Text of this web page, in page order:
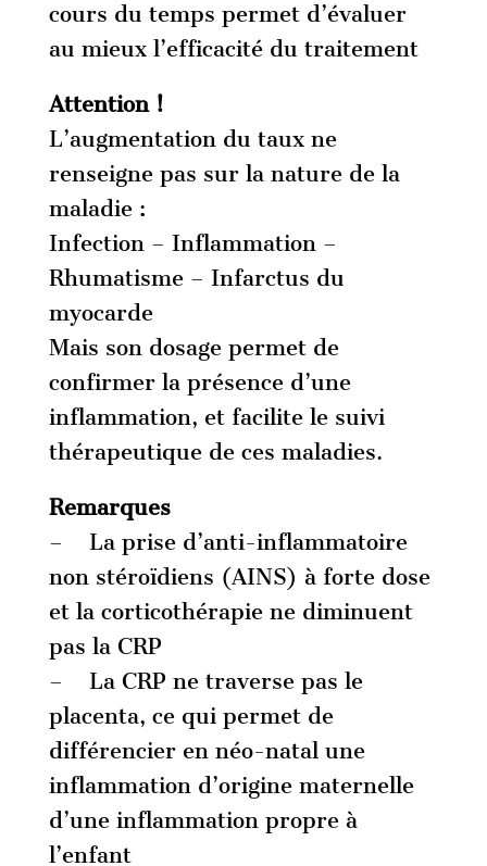
cours du temps permet d’évaluer
au mieux l’efficacité du traitement
Attention !
L’augmentation du taux ne
renseigne pas sur la nature de la
maladie :
Infection – Inflammation –
Rhumatisme – Infarctus du
myocarde
Mais son dosage permet de
confirmer la présence d’une
inflammation, et facilite le suivi
thérapeutique de ces maladies.
Remarques
– La prise d’anti-inflammatoire
non stéroïdiens (AINS) à forte dose
et la corticothérapie ne diminuent
pas la CRP
– La CRP ne traverse pas le
placenta, ce qui permet de
différencier en néo-natal une
inflammation d’origine maternelle
d’une inflammation propre à
l’enfant